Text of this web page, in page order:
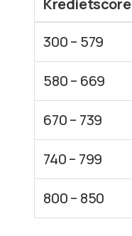
Kredietscore
300 – 579
580 – 669
670 – 739
740 – 799
800 – 850